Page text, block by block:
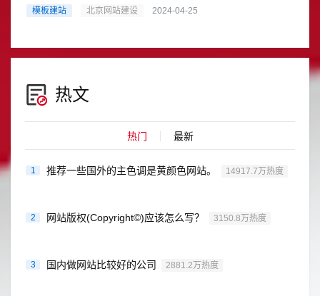
适的网站类型根据你的业务需求和预算，选择适合你的网站类
模板建站 北京网站建设 2024-04-25
热文
热门 最新
1 推荐一些国外的主色调是黄颜色网站。 14917.7万热度
2 网站版权(Copyright©)应该怎么写？ 3150.8万热度
3 国内做网站比较好的公司 2881.2万热度